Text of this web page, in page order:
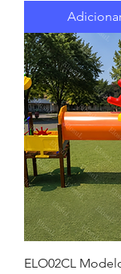
ELO02CL